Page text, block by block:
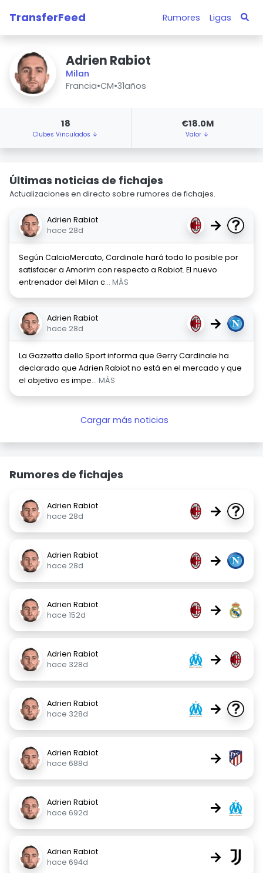
TransferFeed Rumores Ligas
Adrien Rabiot
Milan
Francia•CM•31años
18
Clubes Vinculados ↓
€18.0M
Valor ↓
Últimas noticias de fichajes
Actualizaciones en directo sobre rumores de fichajes.
Adrien Rabiot
hace 28d
→
Según CalcioMercato, Cardinale hará todo lo posible por
satisfacer a Amorim con respecto a Rabiot. El nuevo
entrenador del Milan c... MÁS
Adrien Rabiot
hace 28d
→
La Gazzetta dello Sport informa que Gerry Cardinale ha
declarado que Adrien Rabiot no está en el mercado y que
el objetivo es impe... MÁS
Cargar más noticias
Rumores de fichajes
Adrien Rabiot
hace 28d
→
Adrien Rabiot
hace 28d
→
Adrien Rabiot
hace 152d
→
Adrien Rabiot
hace 328d
→
Adrien Rabiot
hace 328d
→
Adrien Rabiot
hace 688d
→
Adrien Rabiot
hace 692d
→
Adrien Rabiot
hace 694d
→